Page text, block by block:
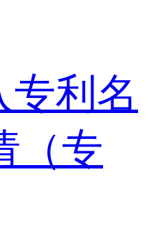
利名
（专